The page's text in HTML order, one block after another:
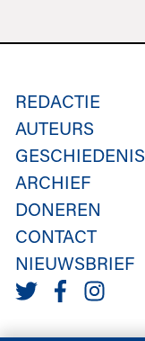
REDACTIE
AUTEURS
GESCHIEDENIS
ARCHIEF
DONEREN
CONTACT
NIEUWSBRIEF